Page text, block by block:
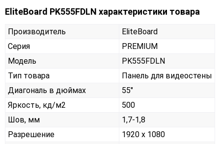
EliteBoard PK555FDLN характеристики товара
Производитель
EliteBoard
Серия
PREMIUM
Модель
PK555FDLN
Тип товара
Панель для видеостены
Диагональ в дюймах
55"
Яркость, кд/м2
500
Шов, мм
1,7-1,8
Разрешение
1920 x 1080